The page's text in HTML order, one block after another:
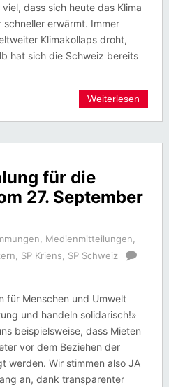
dass sich heute das Klima
erwärmt. Immer
Klimakollaps droht,
hat sich die Schweiz bereits
Weiterlesen
für die
27. September
Medienmitteilungen
SP Kriens
SP Schweiz
für Menschen und Umwelt
und handeln solidarisch!»
beispielsweise, dass Mieten
vor dem Beziehen der
werden. Wir stimmen also JA
an, dank transparenter